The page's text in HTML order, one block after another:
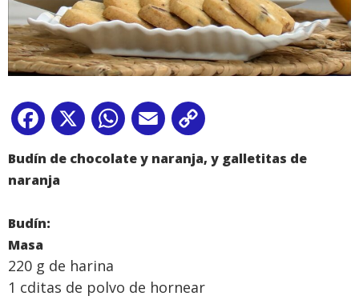
Facebook
X WhatsApp
Email
Link
Budín de chocolate y naranja, y galletitas de
naranja
Budín:
Masa
220 g de harina
1 cditas de polvo de hornear